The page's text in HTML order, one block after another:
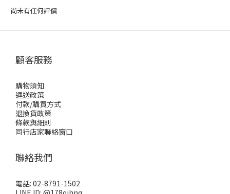
尚未有任何評價
顧客服務
購物須知
運送政策
付款/購買方式
退換貨政策
條款與細則
同行店家聯絡窗口
聯絡我們
電話: 02-8791-1502